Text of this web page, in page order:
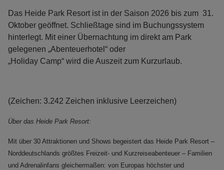
Das Heide Park Resort ist in der Saison 2026 bis zum 31.
Oktober geöffnet. Schließtage sind im Buchungssystem
hinterlegt. Mit einer Übernachtung im direkt am Park
gelegenen „Abenteuerhotel“ oder
„Holiday Camp“ wird die Auszeit zum Kurzurlaub.
(Zeichen: 3.242 Zeichen inklusive Leerzeichen)
Über das Heide Park Resort:
Mit über 30 Attraktionen und Shows begeistert das Heide Park Resort –
Norddeutschlands größtes Freizeit- und Kurzreiseabenteuer – Familien
und Adrenalinfans gleichermaßen: von Europas höchster und